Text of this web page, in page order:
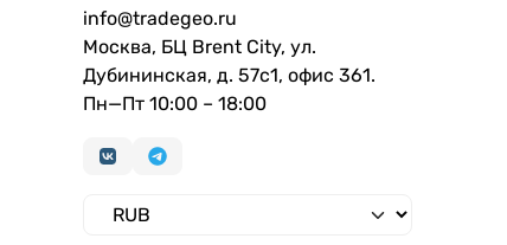
info@tradegeo.ru
Москва, БЦ Brent City, ул.
Дубининская, д. 57с1, офис 361.
Пн—Пт 10:00 – 18:00